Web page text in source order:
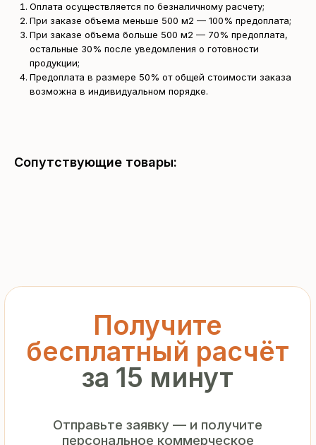
Оплата осуществляется по безналичному расчету;
При заказе объема меньше 500 м2 — 100% предоплата;
При заказе объема больше 500 м2 — 70% предоплата,
остальные 30% после уведомления о готовности
продукции;
Предоплата в размере 50% от общей стоимости заказа
возможна в индивидуальном порядке.
Сопутствующие товары:
Получите
бесплатный расчёт
Отправьте заявку — и получите
персональное коммерческое
и на условиях, указанных в
Запросить рассчёт